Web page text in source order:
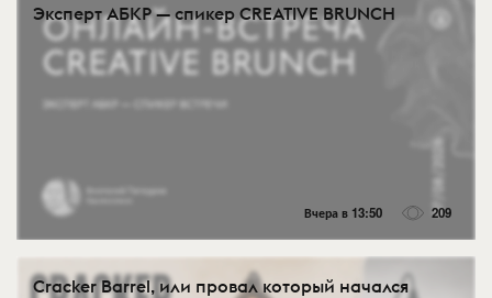
Эксперт АБКР — спикер CREATIVE BRUNCH
Вчера в 13:50 209
Cracker Barrel, или провал который начался